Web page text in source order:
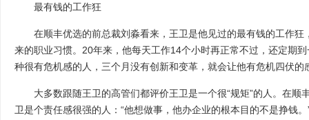
最有钱的工作狂
在顺丰优选的前总裁刘淼看来，王卫是他见过的最有钱的工作狂
来的职业习惯。20年来，他每天工作14个小时再正常不过，还定期
种很有危机感的人，三个月没有创新和变革，就会让他有危机四伏的
大多数跟随王卫的高管们都评价王卫是一个很“规矩”的人。在顺
卫是个责任感很强的人：“他想做事，他办企业的根本目的不是挣钱